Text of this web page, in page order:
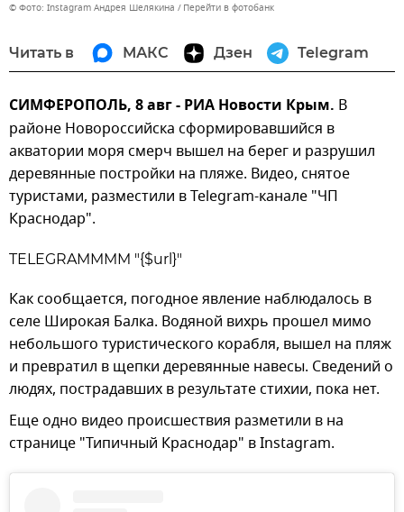
© Фото: Instagram Андрея Шелякина Перейти в фотобанк
Читать в МАКС Дзен Telegram
СИМФЕРОПОЛЬ, 8 авг - РИА Новости Крым. В
районе Новороссийска сформировавшийся в
акватории моря смерч вышел на берег и разрушил
деревянные постройки на пляже. Видео, снятое
туристами, разместили в Telegram-канале "ЧП
Краснодар".
TELEGRAMMMM "{$url}"
Как сообщается, погодное явление наблюдалось в
селе Широкая Балка. Водяной вихрь прошел мимо
небольшого туристического корабля, вышел на пляж
и превратил в щепки деревянные навесы. Сведений о
людях, пострадавших в результате стихии, пока нет.
Еще одно видео происшествия разметили в на
странице "Типичный Краснодар" в Instagram.